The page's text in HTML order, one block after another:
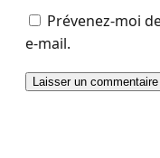
Prévenez-moi
e-mail.